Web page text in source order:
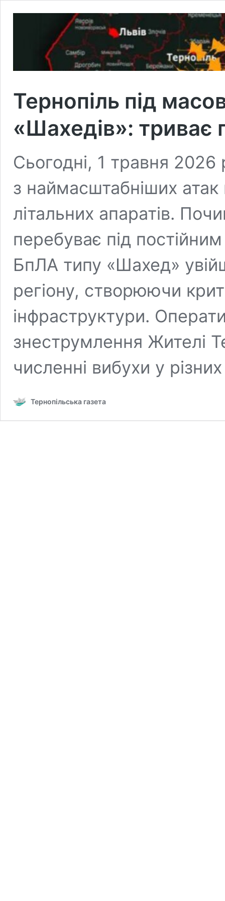
Тернопіль під
«Шахедів»: триває
Сьогодні, 1 травня 2026
з наймасштабніших
літальних апаратів.
перебуває під
БпЛА типу «Шахед»
регіону, створюючи
інфраструктури.
знеструмлення Жителі
численні вибухи у
Тернопільська газета